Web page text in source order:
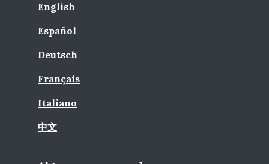
English
Español
Deutsch
Français
Italiano
中文